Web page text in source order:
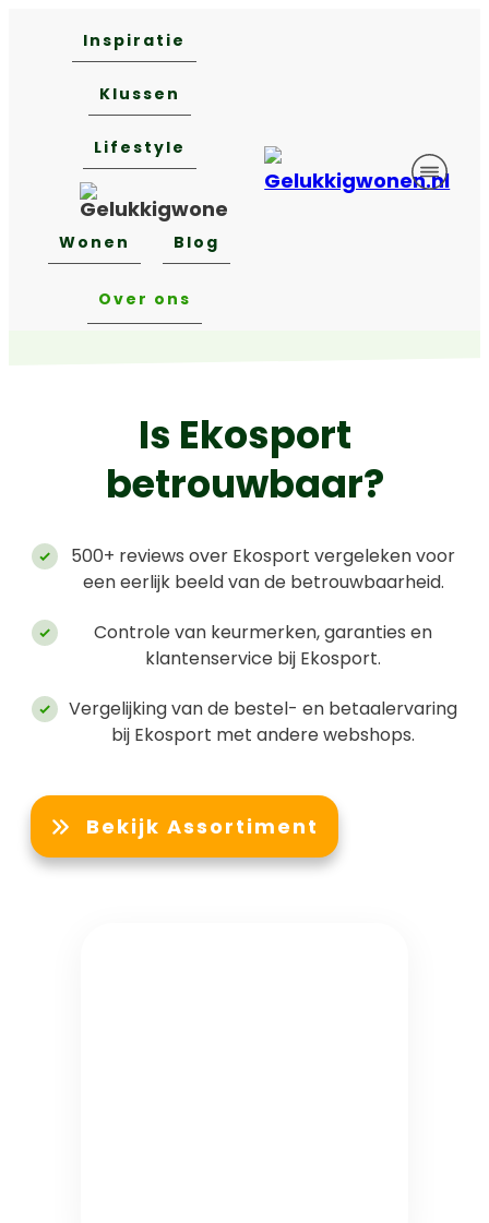
Inspiratie
Klussen
Lifestyle
Wonen Blog
Over ons
Is Ekosport
betrouwbaar?
500+ reviews over Ekosport vergeleken voor
een eerlijk beeld van de betrouwbaarheid.
Controle van keurmerken, garanties en
klantenservice bij Ekosport.
Vergelijking van de bestel- en betaalervaring
bij Ekosport met andere webshops.
Bekijk Assortiment